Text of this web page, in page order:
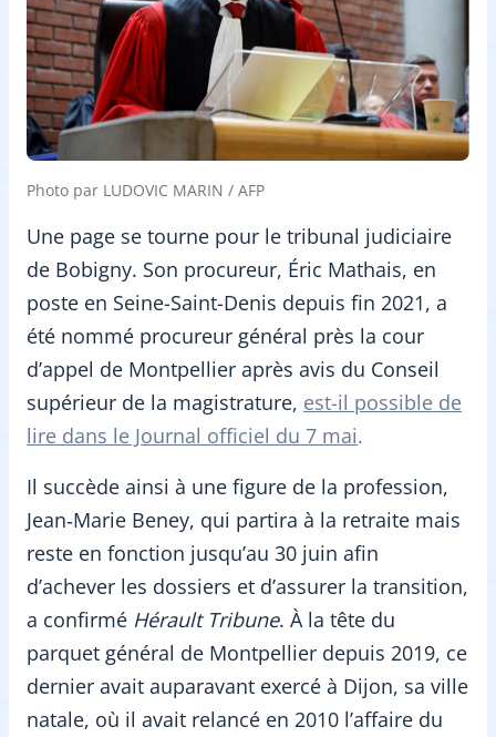
Photo par LUDOVIC MARIN / AFP
Une page se tourne pour le tribunal judiciaire
de Bobigny. Son procureur, Éric Mathais, en
poste en Seine-Saint-Denis depuis fin 2021, a
été nommé procureur général près la cour
d’appel de Montpellier après avis du Conseil
supérieur de la magistrature, est-il possible de
lire dans le Journal officiel du 7 mai.
Il succède ainsi à une figure de la profession,
Jean‑Marie Beney, qui partira à la retraite mais
reste en fonction jusqu’au 30 juin afin
d’achever les dossiers et d’assurer la transition,
a confirmé Hérault Tribune. À la tête du
parquet général de Montpellier depuis 2019, ce
dernier avait auparavant exercé à Dijon, sa ville
natale, où il avait relancé en 2010 l’affaire du